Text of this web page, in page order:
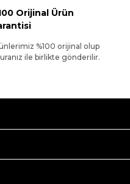
Orijinal Ürün
%100 orijinal olup
ile birlikte gönderilir.